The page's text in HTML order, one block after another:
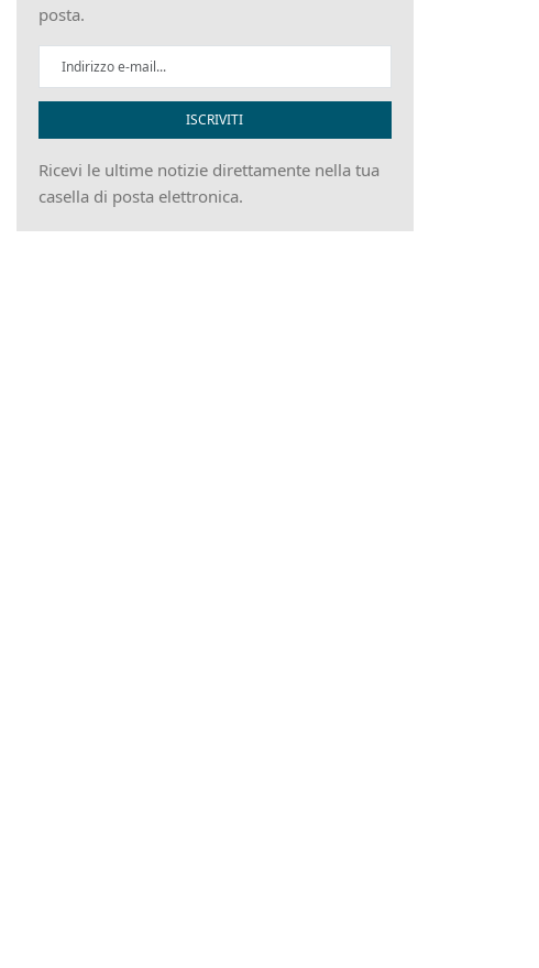
posta.
ISCRIVITI
Ricevi le ultime notizie direttamente nella tua
casella di posta elettronica.